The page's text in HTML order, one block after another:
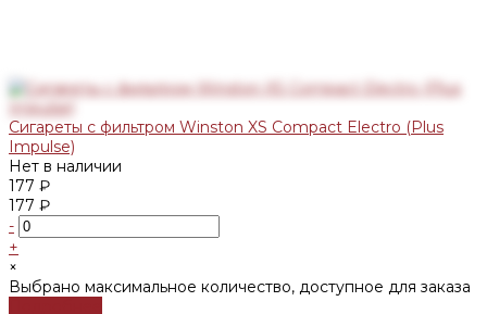
Сигареты с фильтром Winston XS Compact Electro (Plus
Impulse)
Нет в наличии
177 ₽
177 ₽
-
+
×
Выбрано максимальное количество, доступное для заказа